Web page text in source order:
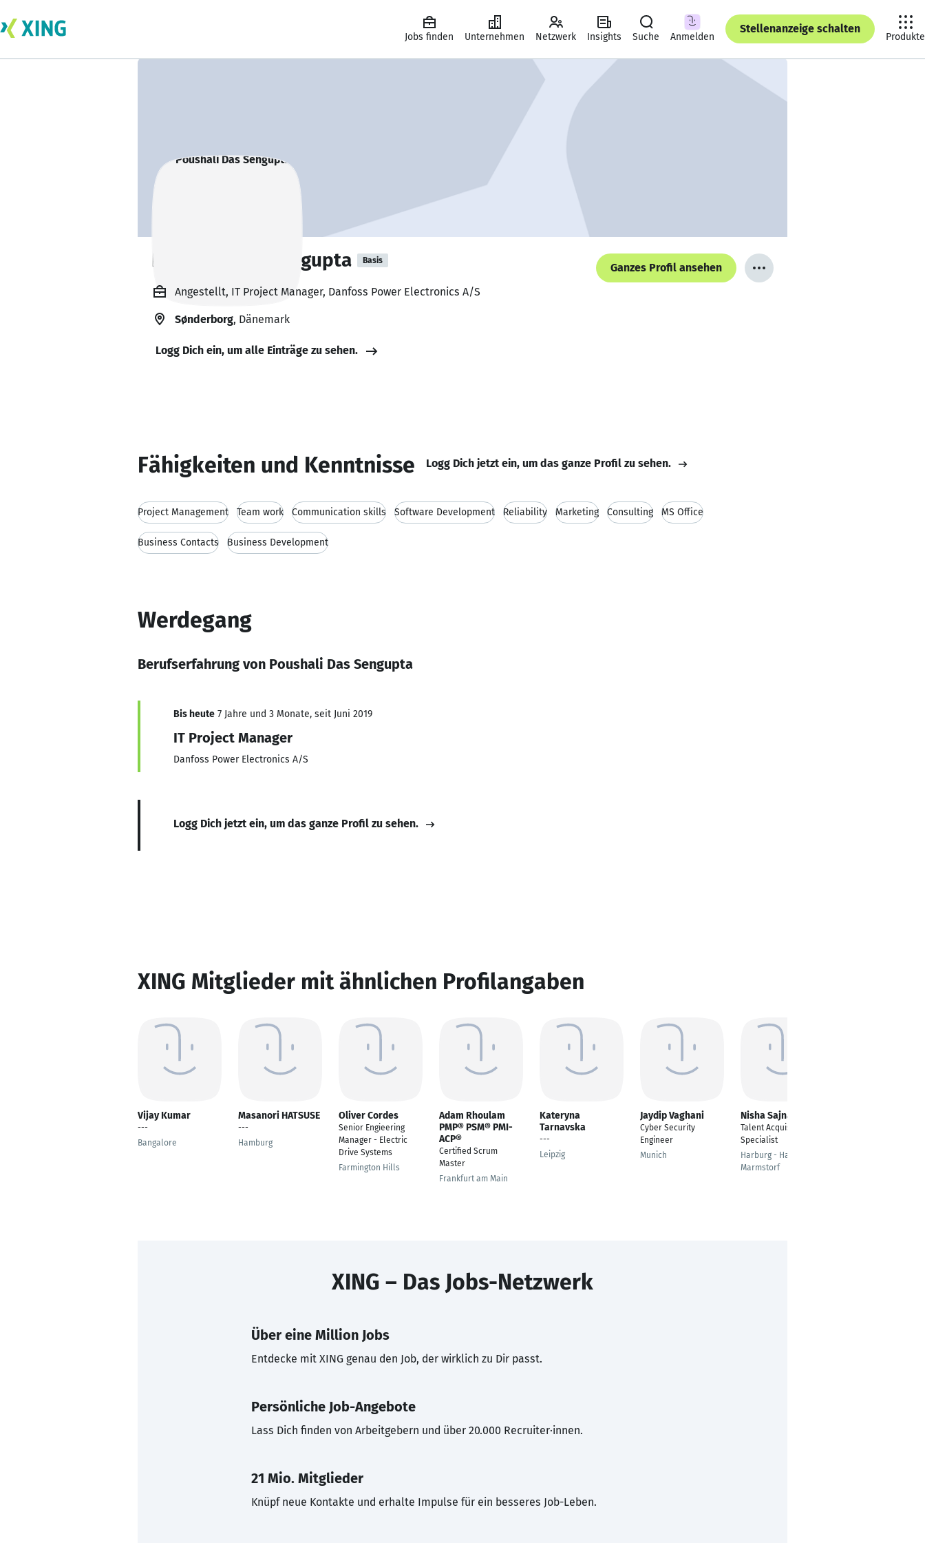
Jobs finden Unternehmen Netzwerk Insights Suche Anmelden
Stellenanzeige schalten
Produkte
Poushali Das Sengupta Basis
Ganzes Profil ansehen
Angestellt, IT Project Manager, Danfoss Power Electronics A/S
Sønderborg, Dänemark
Logg Dich ein, um alle Einträge zu sehen.
Fähigkeiten und Kenntnisse Logg Dich jetzt ein, um das ganze Profil zu sehen.
Project Management Team work Communication skills Software Development Reliability Marketing Consulting MS Office
Business Contacts Business Development
Werdegang
Berufserfahrung von Poushali Das Sengupta
Bis heute 7 Jahre und 3 Monate, seit Juni 2019
IT Project Manager
Danfoss Power Electronics A/S
Logg Dich jetzt ein, um das ganze Profil zu sehen.
XING Mitglieder mit ähnlichen Profilangaben
Vijay Kumar
---
Bangalore
Masanori HATSUSE
---
Hamburg
Oliver Cordes
Senior Engieering
Manager - Electric
Drive Systems
Farmington Hills
Adam Rhoulam
PMP® PSM® PMI-
ACP®
Certified Scrum
Master
Frankfurt am Main
Kateryna
Tarnavska
---
Leipzig
Jaydip Vaghani
Cyber Security
Engineer
Munich
Nisha Sajnani
Talent Acquisition
Specialist
Harburg - Hamburg
Marmstorf
XING – Das Jobs-Netzwerk
Über eine Million Jobs
Entdecke mit XING genau den Job, der wirklich zu Dir passt.
Persönliche Job-Angebote
Lass Dich finden von Arbeitgebern und über 20.000 Recruiter·innen.
21 Mio. Mitglieder
Knüpf neue Kontakte und erhalte Impulse für ein besseres Job-Leben.